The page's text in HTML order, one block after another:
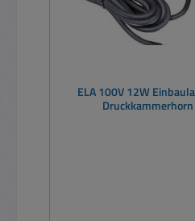
ELA 100V 12W Einbaulautsprecher DK121